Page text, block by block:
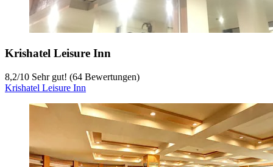
Krishatel Leisure Inn
8,2/10 Sehr gut! (64 Bewertungen)
Krishatel Leisure Inn